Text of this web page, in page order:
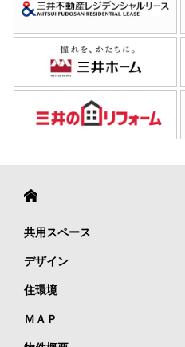
共用スペース
デザイン
住環境
ＭＡＰ